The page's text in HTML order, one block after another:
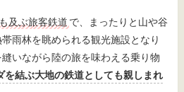
及ぶ旅客鉄道 で、まったりと山や谷
雨林を眺められる観光施設となり
いながら陸の旅を味わえる乗り物
を結ぶ大地の鉄道としても親しまれ